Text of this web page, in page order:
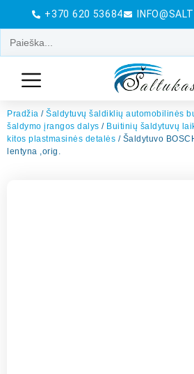
+370 620 53684
Pradžia / Šaldytuvų šaldiklių automobilinės
šaldymo įrangos dalys / Buitinių šaldytuvų
kitos plastmasinės detalės / Šaldytuvo
lentyna ,orig.